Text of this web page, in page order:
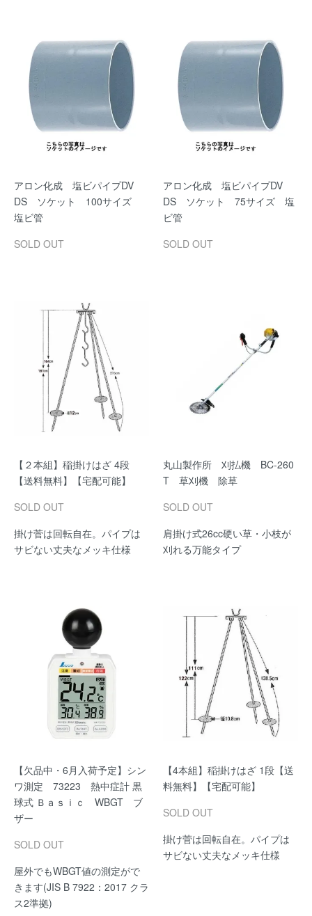
アロン化成 塩ビパイプDV
DS ソケット 100サイズ
塩ビ管
SOLD OUT
アロン化成 塩ビパイプDV
DS ソケット 75サイズ 塩
ビ管
SOLD OUT
【２本組】稲掛けはざ 4段
【送料無料】【宅配可能】
SOLD OUT
掛け菅は回転自在。パイプは
サビない丈夫なメッキ仕様
丸山製作所 刈払機 BC-260
T 草刈機 除草
SOLD OUT
肩掛け式26cc硬い草・小枝が
刈れる万能タイプ
【欠品中・6月入荷予定】シン
ワ測定 73223 熱中症計 黒
球式 Ｂａｓｉｃ WBGT ブ
ザー
SOLD OUT
屋外でもWBGT値の測定がで
きます(JIS B 7922：2017 クラ
ス2準拠)
【4本組】稲掛けはざ 1段【送
料無料】【宅配可能】
SOLD OUT
掛け菅は回転自在。パイプは
サビない丈夫なメッキ仕様